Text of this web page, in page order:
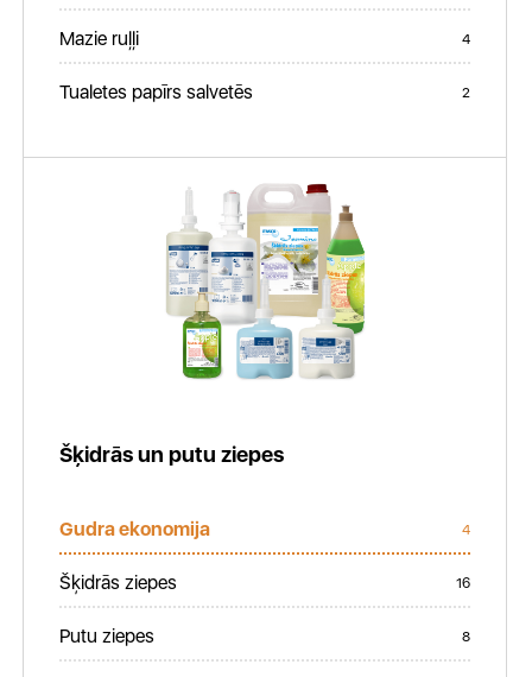
Mazie ruļļi 4
Tualetes papīrs salvetēs 2
Šķidrās un putu ziepes
Gudra ekonomija 4
Šķidrās ziepes 16
Putu ziepes 8